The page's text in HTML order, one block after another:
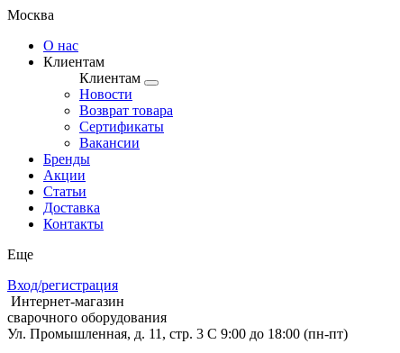
Москва
О нас
Клиентам
Клиентам
Новости
Возврат товара
Сертификаты
Вакансии
Бренды
Акции
Статьи
Доставка
Контакты
Еще
Вход/регистрация
Интернет-магазин
сварочного оборудования
Ул. Промышленная, д. 11, стр. 3 C 9:00 до 18:00 (пн-пт)